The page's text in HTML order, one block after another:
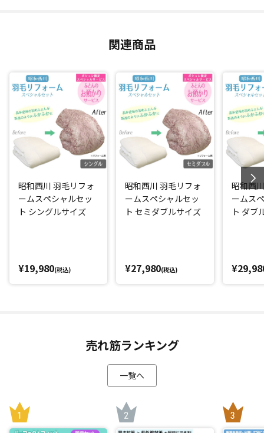
完成時には昭和西川の名前付き品質表示を付けてお届けしま
「ふとんのお預かりサービス」をセットにした日テレポシュ
レだけのスペシャルセット！
綺麗に仕立て直した羽毛ふとんを一時的にお預かりします。
*：ニッセンケン品質評価センター調べ
関連商品
昭和西川 羽毛リフォ
ームスペシャルセッ
ト シングルサイズ
¥19,980(税込)
昭和西川 羽毛リフォ
ームスペシャルセッ
ト セミダブルサイズ
¥27,980(税込)
昭和西
ームス
ト ダブ
売れ筋ランキング
一覧へ